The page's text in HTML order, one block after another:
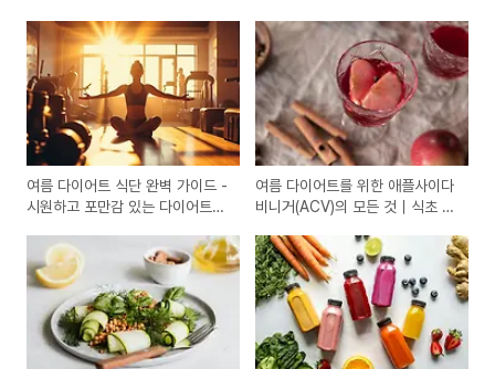
여름 다이어트 식단 완벽 가이드 -
시원하고 포만감 있는 다이어트
여름 다이어트를 위한 애플사이다
비니거(ACV)의 모든 것｜식초 한